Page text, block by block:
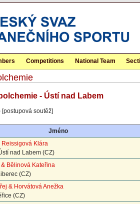
Competitions National Team
- Ústí nad Labem
[postupová soutěž]
Jméno
Reissigová Klára
nad Labem (CZ)
& Bělinová Kateřina
(CZ)
& Horvátová Anežka
(CZ)